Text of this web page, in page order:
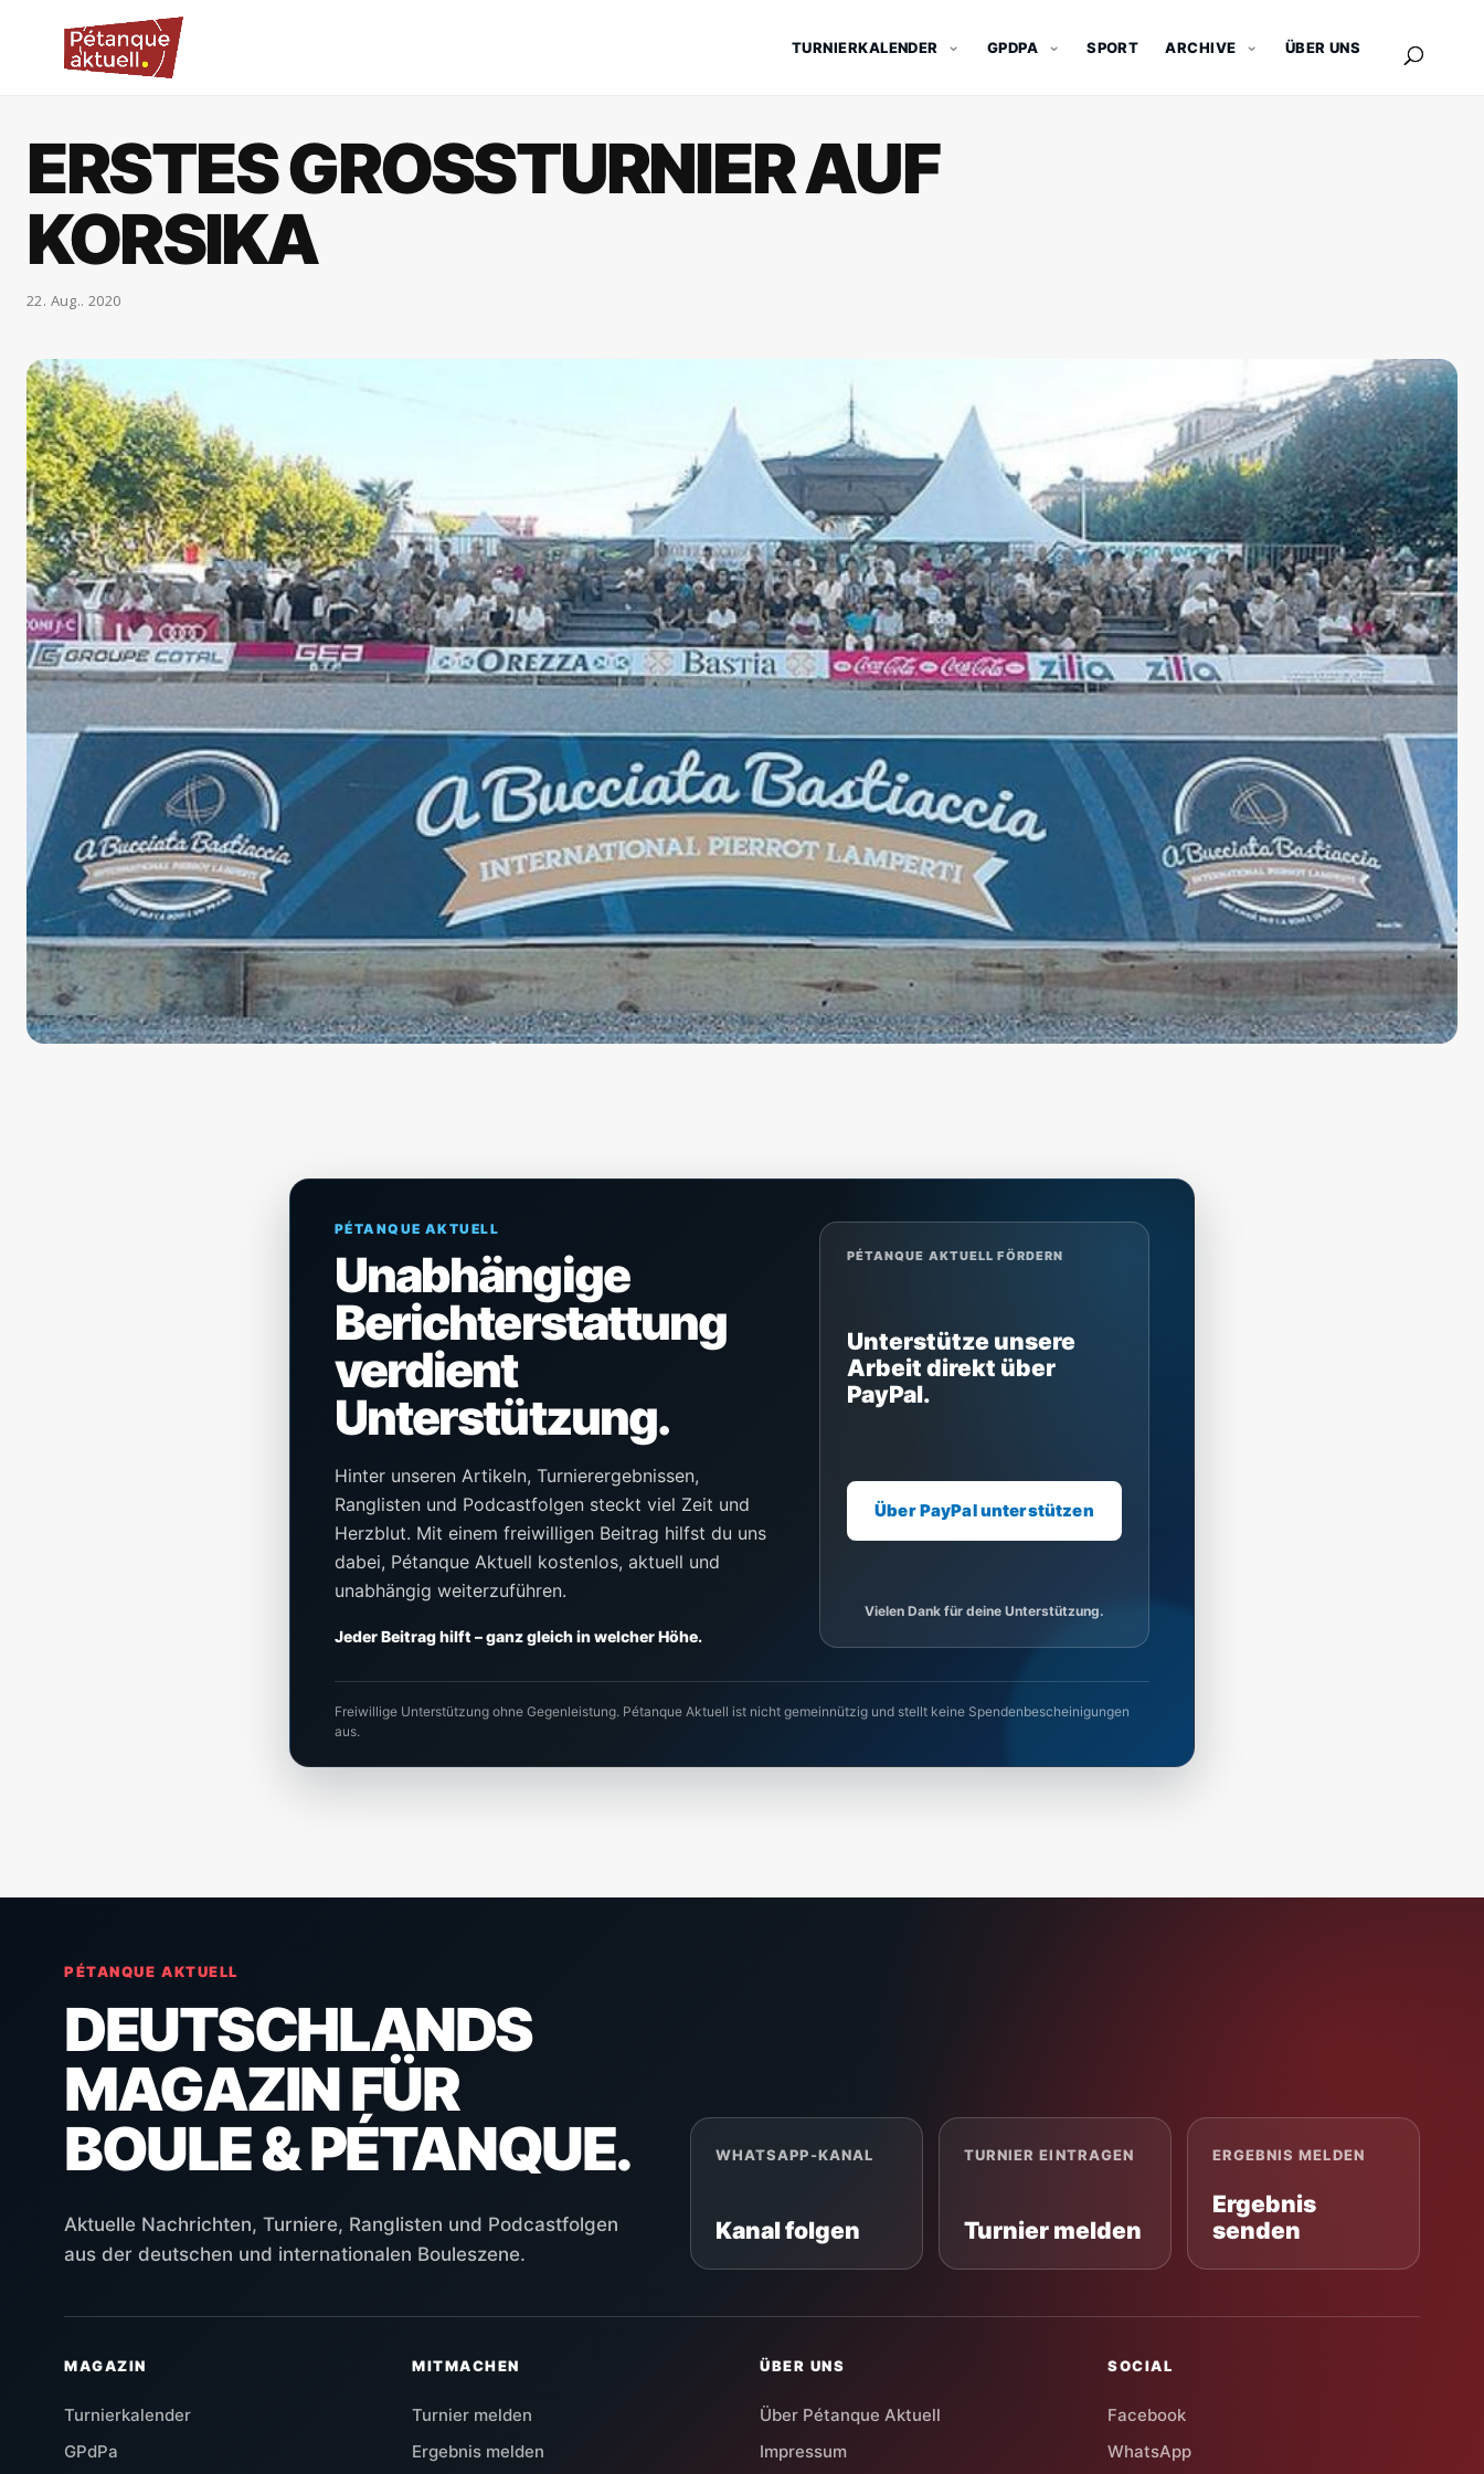
TURNIERKALENDER GPDPA SPORT ARCHIVE ÜBER UNS
ERSTES GROSSTURNIER AUF K
ORSIKA
22. Aug.. 2020
PÉTANQUE AKTUELL
Unabhängige
Berichterstattung
verdient
Unterstützung.
Hinter unseren Artikeln, Turnierergebnissen,
Ranglisten und Podcastfolgen steckt viel Zeit und
Herzblut. Mit einem freiwilligen Beitrag hilfst du uns
dabei, Pétanque Aktuell kostenlos, aktuell und
unabhängig weiterzuführen.
Jeder Beitrag hilft – ganz gleich in welcher Höhe.
PÉTANQUE AKTUELL FÖRDERN
Unterstütze unsere
Arbeit direkt über
PayPal.
Über PayPal unterstützen
Vielen Dank für deine Unterstützung.
Freiwillige Unterstützung ohne Gegenleistung. Pétanque Aktuell ist nicht gemeinnützig und stellt keine Spendenbescheinigungen
aus.
PÉTANQUE AKTUELL
DEUTSCHLANDS
MAGAZIN FÜR
BOULE & PÉTANQUE.
Aktuelle Nachrichten, Turniere, Ranglisten und Podcastfolgen
aus der deutschen und internationalen Bouleszene.
WHATSAPP-KANAL
Kanal folgen
TURNIER EINTRAGEN
Turnier melden
ERGEBNIS MELDEN
Ergebnis
senden
MAGAZIN
Turnierkalender
GPdPa
MITMACHEN
Turnier melden
Ergebnis melden
ÜBER UNS
Über Pétanque Aktuell
Impressum
SOCIAL
Facebook
WhatsApp